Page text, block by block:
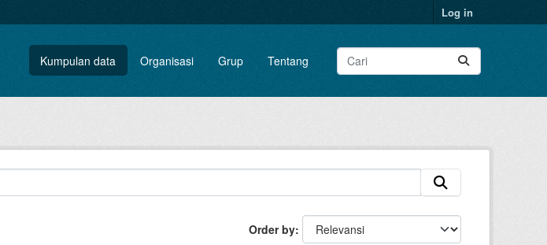
Log in
Kumpulan data Organisasi Grup Tentang
Order by